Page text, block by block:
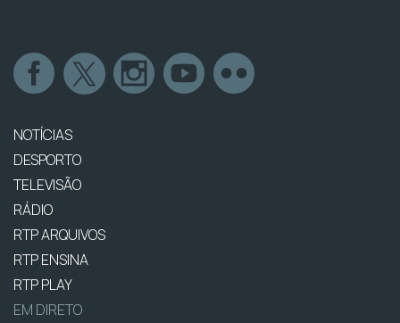
NOTÍCIAS
DESPORTO
TELEVISÃO
RÁDIO
RTP ARQUIVOS
RTP ENSINA
RTP PLAY
EM DIRETO